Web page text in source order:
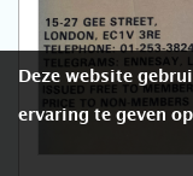
Deze website
ervaring te geven